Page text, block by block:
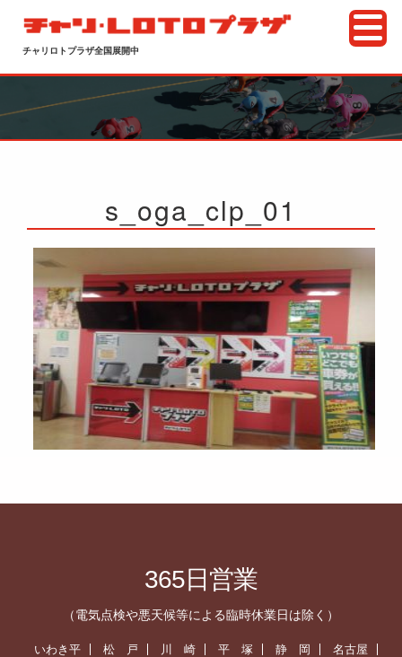
チャリロトプラザ全国展開中
s_oga_clp_01
365日営業
（電気点検や悪天候等による臨時休業日は除く）
いわき平 松 戸 川 崎 平 塚 静 岡
名古屋